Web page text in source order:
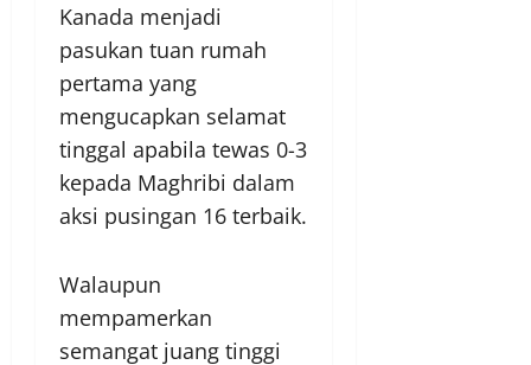
Kanada menjadi
pasukan tuan rumah
pertama yang
mengucapkan selamat
tinggal apabila tewas 0-3
kepada Maghribi dalam
aksi pusingan 16 terbaik.
Walaupun
mempamerkan
semangat juang tinggi